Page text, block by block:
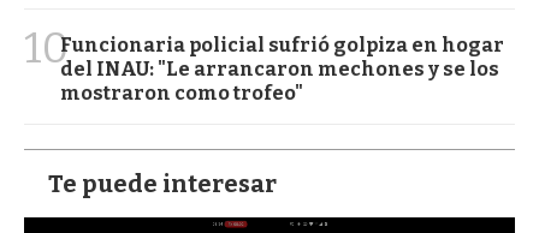
10Funcionaria policial sufrió golpiza en hogar
del INAU: "Le arrancaron mechones y se los
mostraron como trofeo"
Te puede interesar